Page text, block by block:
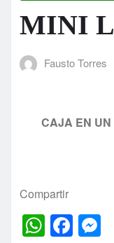
MINI
Fausto Torres
CAJA EN UN
Compartir
W F